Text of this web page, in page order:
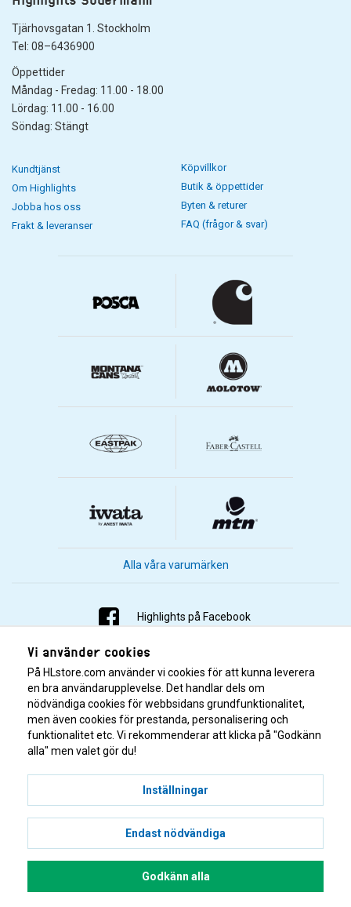
Tjärhovsgatan 1. Stockholm
Tel: 08–6436900
Öppettider
Måndag - Fredag: 11.00 - 18.00
Lördag: 11.00 - 16.00
Söndag: Stängt
Kundtjänst
Om Highlights
Jobba hos oss
Frakt & leveranser
Köpvillkor
Butik & öppettider
Byten & returer
FAQ (frågor & svar)
Alla våra varumärken
Highlights på Facebook
Highlights på Instagram
Highlights på Youtube
Highlights på Tiktok
© 2001–2026 Highlights/KR Distribution AB.
Vi använder cookies
På HLstore.com använder vi cookies för att kunna leverera
en bra användarupplevelse. Det handlar dels om
nödvändiga cookies för webbsidans grundfunktionalitet,
men även cookies för prestanda, personalisering och
funktionalitet etc. Vi rekommenderar att klicka på "Godkänn
alla" men valet gör du!
Inställningar
Endast nödvändiga
Godkänn alla